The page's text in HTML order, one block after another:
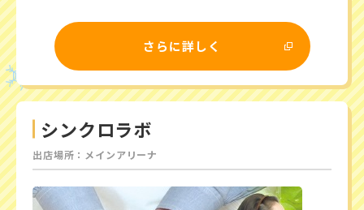
さらに詳しく
シンクロラボ
出店場所：メインアリーナ